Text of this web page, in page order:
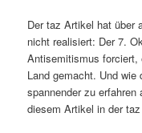
Der taz Artikel hat über
nicht realisiert: Der 7.
Antisemitismus forciert,
Land gemacht. Und
spannender zu
diesem Artikel in der